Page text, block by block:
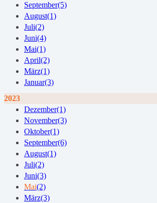
September(5)
August(1)
Juli(2)
Juni(4)
Mai(1)
April(2)
März(1)
Januar(3)
2023
Dezember(1)
November(3)
Oktober(1)
September(6)
August(1)
Juli(2)
Juni(3)
Mai(2)
März(3)